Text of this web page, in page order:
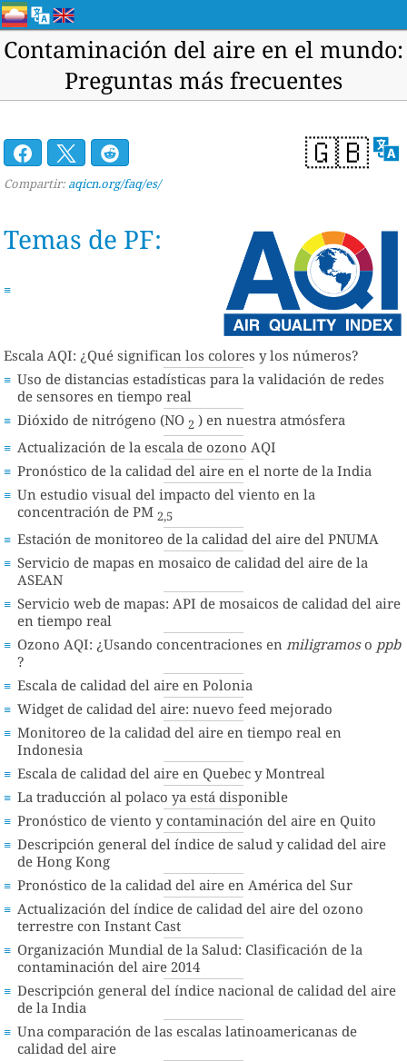
Contaminación del aire en el mundo:
Preguntas más frecuentes
🇬🇧
Compartir: aqicn.org/faq/es/
Temas de PF:
Escala AQI: ¿Qué significan los colores y los números?
Uso de distancias estadísticas para la validación de redes
de sensores en tiempo real
Dióxido de nitrógeno (NO 2 ) en nuestra atmósfera
Actualización de la escala de ozono AQI
Pronóstico de la calidad del aire en el norte de la India
Un estudio visual del impacto del viento en la
concentración de PM 2,5
Estación de monitoreo de la calidad del aire del PNUMA
Servicio de mapas en mosaico de calidad del aire de la
ASEAN
Servicio web de mapas: API de mosaicos de calidad del aire
en tiempo real
Ozono AQI: ¿Usando concentraciones en miligramoso ppb
?
Escala de calidad del aire en Polonia
Widget de calidad del aire: nuevo feed mejorado
Monitoreo de la calidad del aire en tiempo real en
Indonesia
Escala de calidad del aire en Quebec y Montreal
La traducción al polaco ya está disponible
Pronóstico de viento y contaminación del aire en Quito
Descripción general del índice de salud y calidad del aire
de Hong Kong
Pronóstico de la calidad del aire en América del Sur
Actualización del índice de calidad del aire del ozono
terrestre con Instant Cast
Organización Mundial de la Salud: Clasificación de la
contaminación del aire 2014
Descripción general del índice nacional de calidad del aire
de la India
Una comparación de las escalas latinoamericanas de
calidad del aire